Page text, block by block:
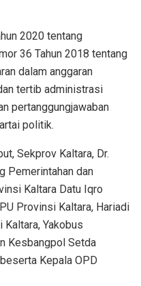
2020 tentang
36 Tahun 2018 tentang
dalam anggaran
tertib administrasi
pertanggungjawaban
politik.
Sekprov Kaltara, Dr.
Pemerintahan dan
Kaltara Datu Iqro
Provinsi Kaltara, Hariadi
Kaltara, Yakobus
Kesbangpol Setda
Kepala OPD